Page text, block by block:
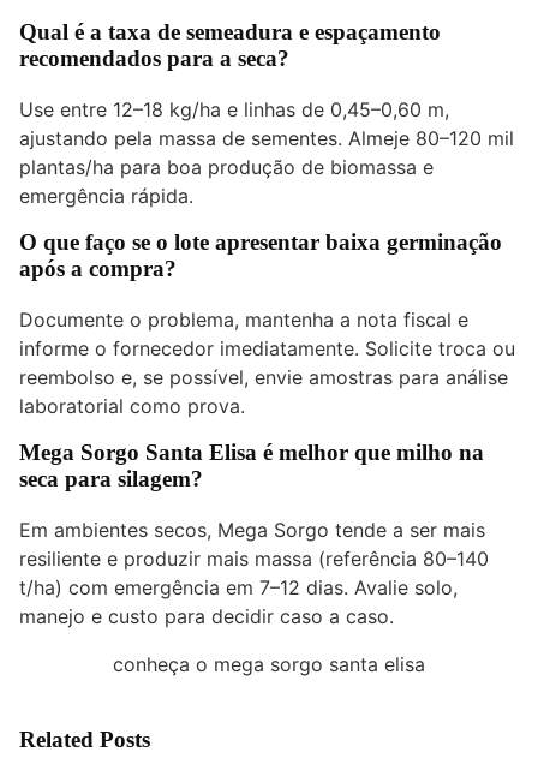
Qual é a taxa de semeadura e espaçamento
recomendados para a seca?
Use entre 12–18 kg/ha e linhas de 0,45–0,60 m,
ajustando pela massa de sementes. Almeje 80–120 mil
plantas/ha para boa produção de biomassa e
emergência rápida.
O que faço se o lote apresentar baixa germinação
após a compra?
Documente o problema, mantenha a nota fiscal e
informe o fornecedor imediatamente. Solicite troca ou
reembolso e, se possível, envie amostras para análise
laboratorial como prova.
Mega Sorgo Santa Elisa é melhor que milho na
seca para silagem?
Em ambientes secos, Mega Sorgo tende a ser mais
resiliente e produzir mais massa (referência 80–140
t/ha) com emergência em 7–12 dias. Avalie solo,
manejo e custo para decidir caso a caso.
conheça o mega sorgo santa elisa
Related Posts